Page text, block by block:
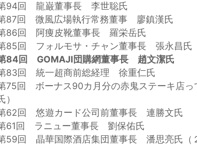
94回 龍巌董事長 李世聡氏
87回 微風広場執行常務董事 廖鎮漢氏
86回 阿痩皮靴董事長 羅栄岳氏
85回 フォルモサ・チャン董事長 張永昌氏
84回 GOMAJI団購網董事長 趙文潔氏
83回 統一超商前総経理 徐重仁氏
75回 ボーナス90カ月分の赤鬼ステーキ店
）
62回 悠遊カード公司前董事長 連勝文氏
61回 ラニュー董事長 劉保佑氏
59回 晶華国際酒店集団董事長 潘思亮氏（